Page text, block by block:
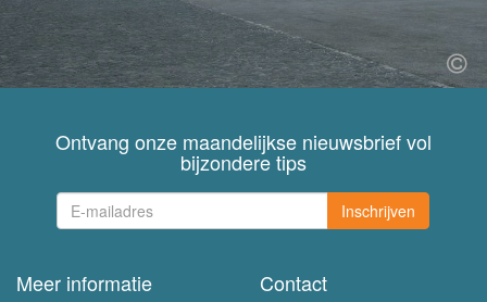
Ontvang onze maandelijkse nieuwsbrief vol
bijzondere tips
Inschrijven
Meer informatie Contact